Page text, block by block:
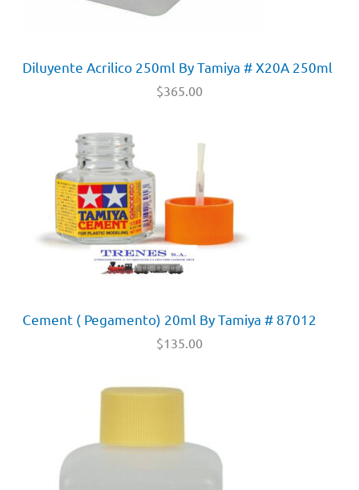
Diluyente Acrilico 250ml By Tamiya # X20A 250ml
$365.00
Cement ( Pegamento) 20ml By Tamiya # 87012
$135.00